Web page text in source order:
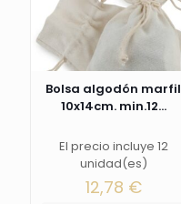
Bolsa algodón marfil
10x14cm. min.12...
El precio incluye 12
unidad(es)
12,78 €